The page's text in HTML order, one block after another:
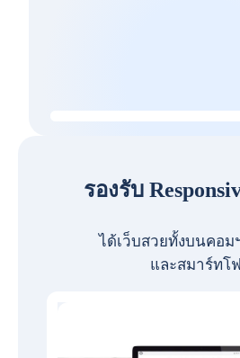
รองรับ
ได้เว็บสวยทั้งบนคอม
และสมาร์ทโ